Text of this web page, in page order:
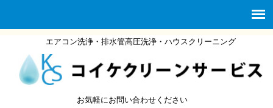
エアコン洗浄・排水管高圧洗浄・ハウスクリーニング
お気軽にお問い合わせください